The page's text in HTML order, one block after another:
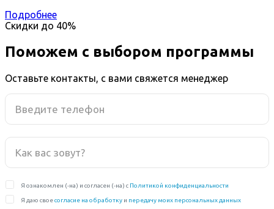
Подробнее
Скидки до 40%
Поможем с выбором программы
Оставьте контакты, с вами свяжется менеджер